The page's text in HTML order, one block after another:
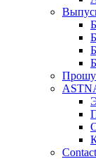
Прошу